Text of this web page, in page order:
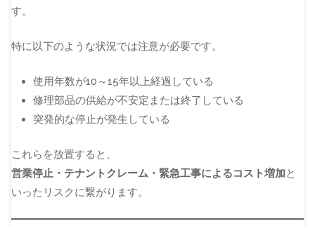
す。
特に以下のような状況では注意が必要です。
使用年数が10～15年以上経過している
修理部品の供給が不安定または終了している
突発的な停止が発生している
これらを放置すると、
営業停止・テナントクレーム・緊急工事によるコスト増加と
いったリスクに繋がります。